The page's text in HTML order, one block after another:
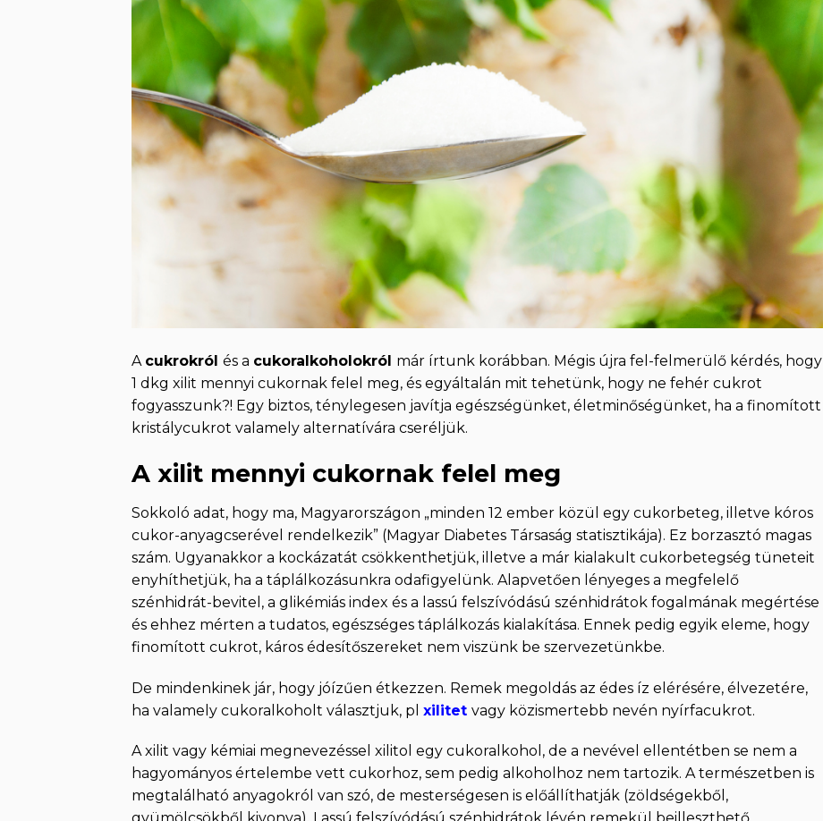
A cukrokról és a cukoralkoholokról már írtunk korábban. Mégis újra fel-felmerülő kérdés, hogy
1 dkg xilit mennyi cukornak felel meg, és egyáltalán mit tehetünk, hogy ne fehér cukrot
fogyasszunk?! Egy biztos, ténylegesen javítja egészségünket, életminőségünket, ha a finomított
kristálycukrot valamely alternatívára cseréljük.
A xilit mennyi cukornak felel meg
Sokkoló adat, hogy ma, Magyarországon „minden 12 ember közül egy cukorbeteg, illetve kóros
cukor-anyagcserével rendelkezik” (Magyar Diabetes Társaság statisztikája). Ez borzasztó magas
szám. Ugyanakkor a kockázatát csökkenthetjük, illetve a már kialakult cukorbetegség tüneteit
enyhíthetjük, ha a táplálkozásunkra odafigyelünk. Alapvetően lényeges a megfelelő
szénhidrát-bevitel, a glikémiás index és a lassú felszívódású szénhidrátok fogalmának megértése
és ehhez mérten a tudatos, egészséges táplálkozás kialakítása. Ennek pedig egyik eleme, hogy
finomított cukrot, káros édesítőszereket nem viszünk be szervezetünkbe.
De mindenkinek jár, hogy jóízűen étkezzen. Remek megoldás az édes íz elérésére, élvezetére,
ha valamely cukoralkoholt választjuk, pl xilitet vagy közismertebb nevén nyírfacukrot.
A xilit vagy kémiai megnevezéssel xilitol egy cukoralkohol, de a nevével ellentétben se nem a
hagyományos értelembe vett cukorhoz, sem pedig alkoholhoz nem tartozik. A természetben is
megtalálható anyagokról van szó, de mesterségesen is előállíthatják (zöldségekből,